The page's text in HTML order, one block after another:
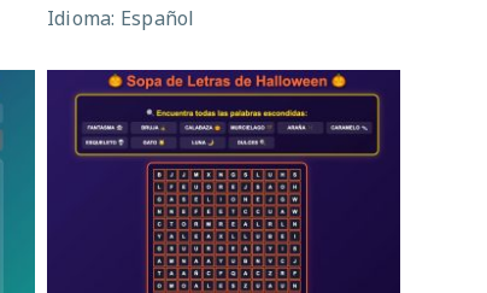
Idioma: Español
Sopa de Letras de Halloween